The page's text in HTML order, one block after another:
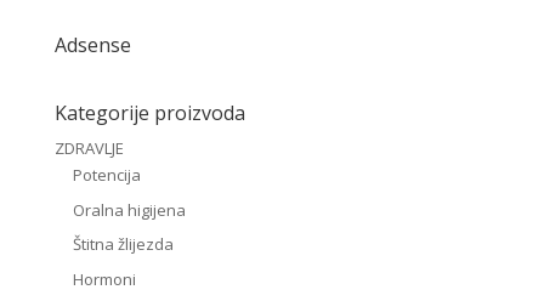
Adsense
Kategorije proizvoda
ZDRAVLJE
Potencija
Oralna higijena
Štitna žlijezda
Hormoni